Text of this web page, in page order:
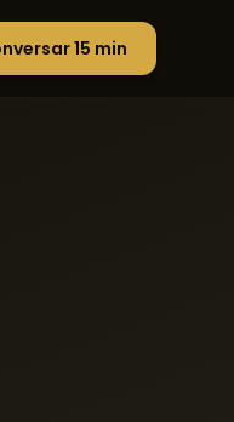
15 min